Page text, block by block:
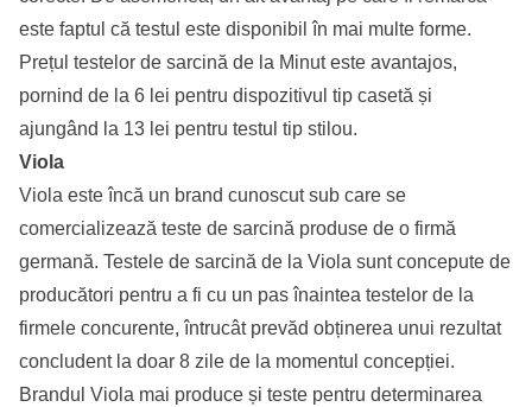
este faptul că testul este disponibil în mai multe forme.
Prețul testelor de sarcină de la Minut este avantajos,
pornind de la 6 lei pentru dispozitivul tip casetă și
ajungând la 13 lei pentru testul tip stilou.
Viola
Viola este încă un brand cunoscut sub care se
comercializează teste de sarcină produse de o firmă
germană. Testele de sarcină de la Viola sunt concepute de
producători pentru a fi cu un pas înaintea testelor de la
firmele concurente, întrucât prevăd obținerea unui rezultat
concludent la doar 8 zile de la momentul concepției.
Brandul Viola mai produce și teste pentru determinarea